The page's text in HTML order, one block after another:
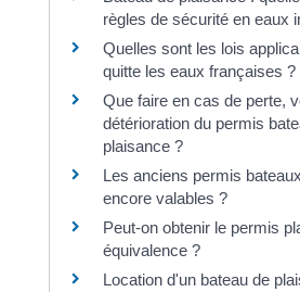
règles de sécurité en eaux
Quelles sont les lois
quitte les eaux françaises ?
Que faire en cas de perte,
détérioration du permis
plaisance ?
Les anciens permis
encore valables ?
Peut-on obtenir le permis
équivalence ?
Location d'un bateau de